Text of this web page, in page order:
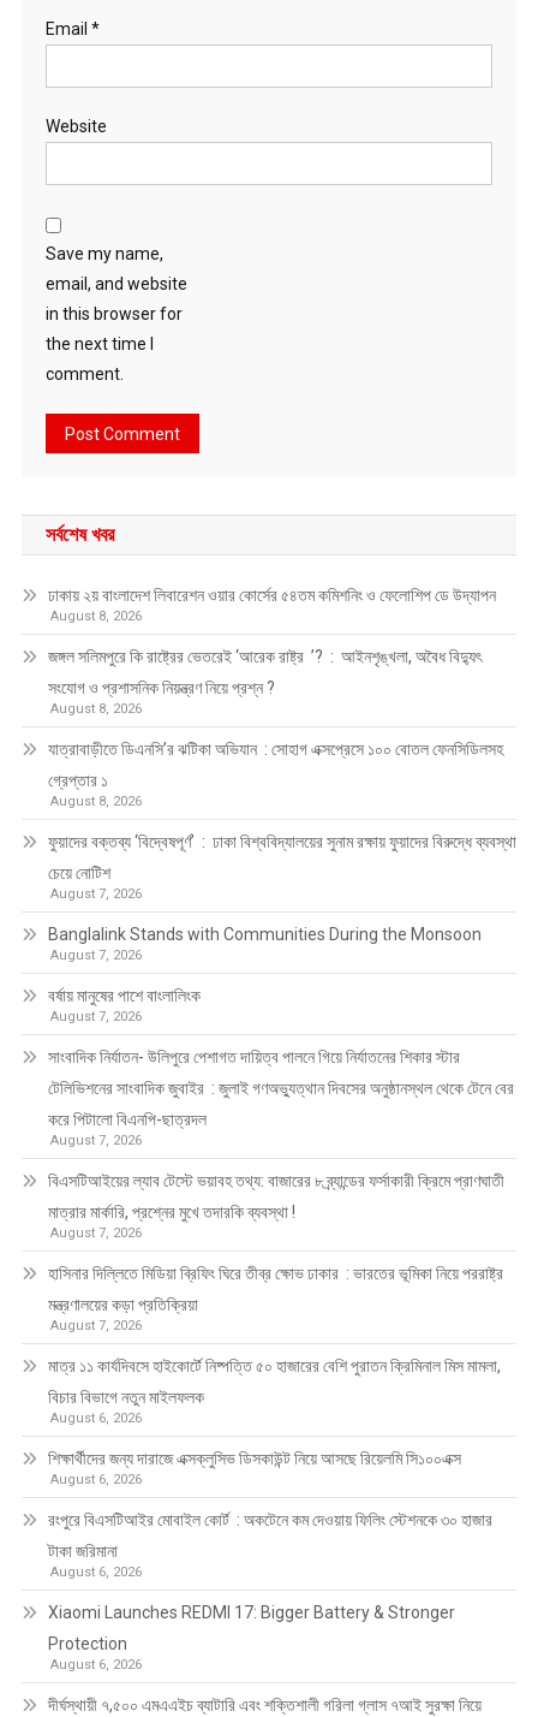
Email *
Website
Save my name,
email, and website
in this browser for
the next time I
comment.
সর্বশেষ খবর
ঢাকায় ২য় বাংলাদেশ লিবারেশন ওয়ার কোর্সের ৫৪তম কমিশনিং ও ফেলোশিপ ডে উদ্‌যাপন
August 8, 2026
জঙ্গল সলিমপুরে কি রাষ্ট্রের ভেতরেই ‘আরেক রাষ্ট্র ’? : আইনশৃঙ্খলা, অবৈধ বিদ্যুৎ
সংযোগ ও প্রশাসনিক নিয়ন্ত্রণ নিয়ে প্রশ্ন ?
August 8, 2026
যাত্রাবাড়ীতে ডিএনসি’র ঝটিকা অভিযান : সোহাগ এক্সপ্রেসে ১০০ বোতল ফেনসিডিলসহ
গ্রেপ্তার ১
August 8, 2026
ফুয়াদের বক্তব্য ‘বিদ্বেষপূর্ণ’ : ঢাকা বিশ্ববিদ্যালয়ের সুনাম রক্ষায় ফুয়াদের বিরুদ্ধে ব্যবস্থা
চেয়ে নোটিশ
August 7, 2026
Banglalink Stands with Communities During the Monsoon
August 7, 2026
বর্ষায় মানুষের পাশে বাংলালিংক
August 7, 2026
সাংবাদিক নির্যাতন- উলিপুরে পেশাগত দায়িত্ব পালনে গিয়ে নির্যাতনের শিকার স্টার
টেলিভিশনের সাংবাদিক জুবাইর : জুলাই গণঅভ্যুত্থান দিবসের অনুষ্ঠানস্থল থেকে টেনে বের
করে পিটালো বিএনপি-ছাত্রদল
August 7, 2026
বিএসটিআইয়ের ল্যাব টেস্টে ভয়াবহ তথ্য: বাজারের ৮ ব্র্যান্ডের ফর্সাকারী ক্রিমে প্রাণঘাতী
মাত্রার মার্কারি, প্রশ্নের মুখে তদারকি ব্যবস্থা !
August 7, 2026
হাসিনার দিল্লিতে মিডিয়া ব্রিফিং ঘিরে তীব্র ক্ষোভ ঢাকার : ভারতের ভূমিকা নিয়ে পররাষ্ট্র
মন্ত্রণালয়ের কড়া প্রতিক্রিয়া
August 7, 2026
মাত্র ১১ কার্যদিবসে হাইকোর্টে নিষ্পত্তি ৫০ হাজারের বেশি পুরাতন ক্রিমিনাল মিস মামলা,
বিচার বিভাগে নতুন মাইলফলক
August 6, 2026
শিক্ষার্থীদের জন্য দারাজে এক্সক্লুসিভ ডিসকাউন্ট নিয়ে আসছে রিয়েলমি সি১০০এক্স
August 6, 2026
রংপুরে বিএসটিআইর মোবাইল কোর্ট : অকটেনে কম দেওয়ায় ফিলিং স্টেশনকে ৩০ হাজার
টাকা জরিমানা
August 6, 2026
Xiaomi Launches REDMI 17: Bigger Battery & Stronger
Protection
August 6, 2026
দীর্ঘস্থায়ী ৭,৫০০ এমএএইচ ব্যাটারি এবং শক্তিশালী গরিলা গ্লাস ৭আই সুরক্ষা নিয়ে